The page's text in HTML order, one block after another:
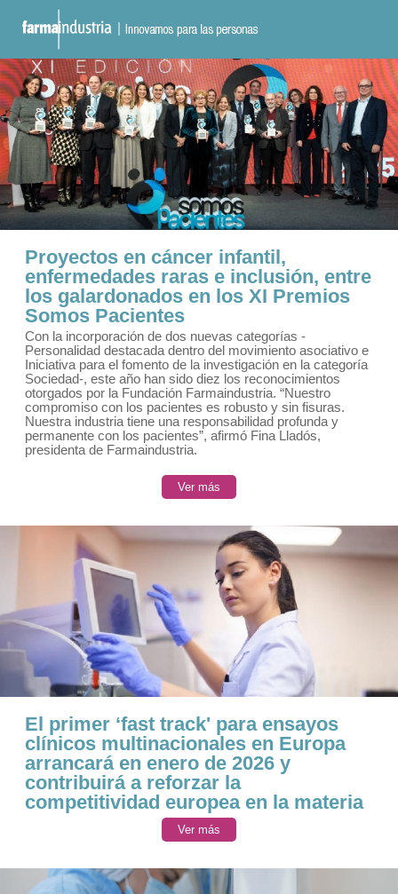
Proyectos en cáncer infantil,
enfermedades raras e inclusión, entre
los galardonados en los XI Premios
Somos Pacientes
Con la incorporación de dos nuevas categorías -
Personalidad destacada dentro del movimiento asociativo e
Iniciativa para el fomento de la investigación en la categoría
Sociedad-, este año han sido diez los reconocimientos
otorgados por la Fundación Farmaindustria. “Nuestro
compromiso con los pacientes es robusto y sin fisuras.
Nuestra industria tiene una responsabilidad profunda y
permanente con los pacientes”, afirmó Fina Lladós,
presidenta de Farmaindustria.
Ver más
El primer ‘fast track' para ensayos
clínicos multinacionales en Europa
arrancará en enero de 2026 y
contribuirá a reforzar la
competitividad europea en la materia
Ver más